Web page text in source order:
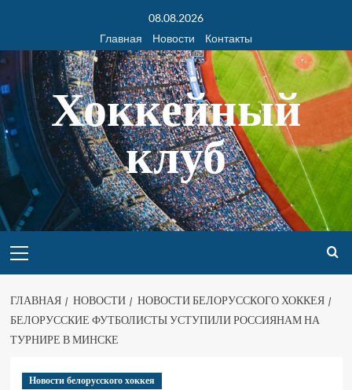
08.08.2026
Главная
Новости Контакты
Хоккейный
клуб
ГЛАВНАЯ НОВОСТИ
НОВОСТИ БЕЛОРУССКОГО ХОККЕЯ
БЕЛОРУССКИЕ ФУТБОЛИСТЫ УСТУПИЛИ РОССИЯНАМ НА
ТУРНИРЕ В МИНСКЕ
Новости белорусского хоккея